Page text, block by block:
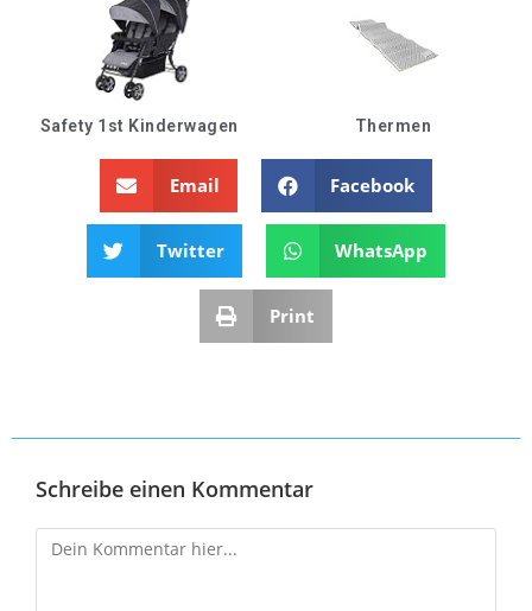
Safety 1st Kinderwagen Thermen
Email Facebook
Twitter WhatsApp
Print
Schreibe einen Kommentar